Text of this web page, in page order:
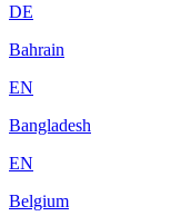
DE
Bahrain
EN
Bangladesh
EN
Belgium